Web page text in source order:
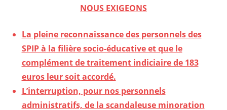
NOUS EXIGEONS
La pleine reconnaissance des personnels des
SPIP à la filière socio-éducative et que le
complément de traitement indiciaire de 183
euros leur soit accordé.
L’interruption, pour nos personnels
administratifs, de la scandaleuse minoration